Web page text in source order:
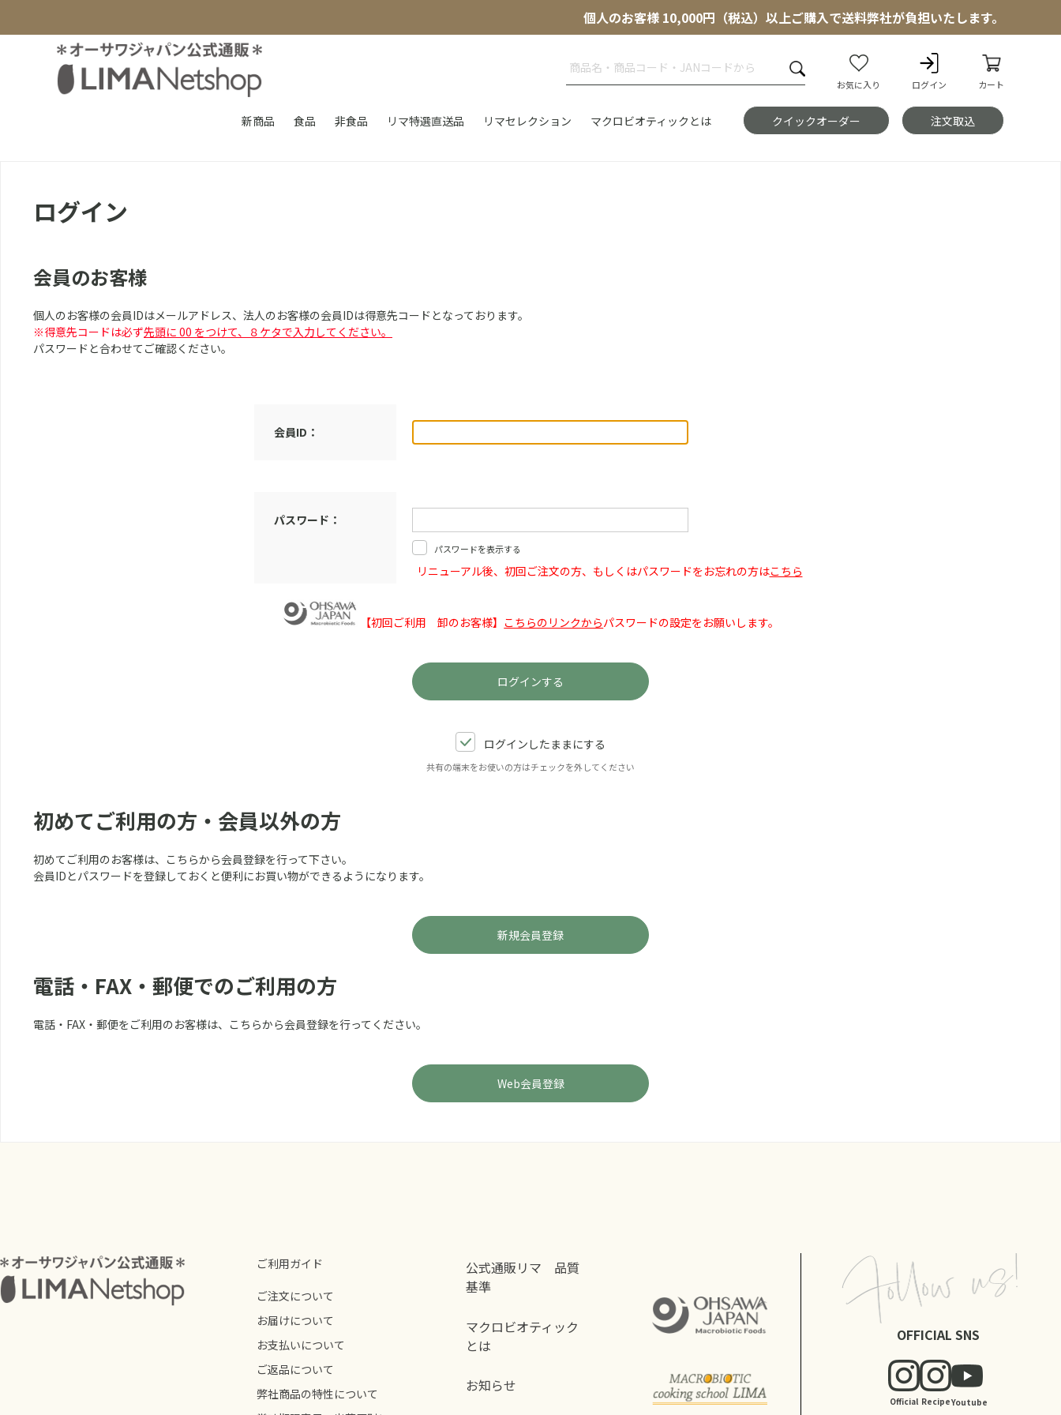
個人のお客様 10,000円（税込）以上ご購入で送料弊社が負担いたします。
お気に入り ログイン カート
新商品 食品 非食品 リマ特選直送品 リマセレクション マクロビオティックとは クイックオーダー 注文取込
ログイン
会員のお客様
個人のお客様の会員IDはメールアドレス、法人のお客様の会員IDは得意先コードとなっております。
※得意先コードは必ず先頭に 00 をつけて、８ケタで入力してください。
パスワードと合わせてご確認ください。
会員ID：
パスワード：
パスワードを表示する
リニューアル後、初回ご注文の方、もしくはパスワードをお忘れの方はこちら
【初回ご利用 卸のお客様】 こちらのリンクからパスワードの設定をお願いします。
ログインしたままにする
共有の端末をお使いの方はチェックを外してください
初めてご利用の方・会員以外の方
初めてご利用のお客様は、こちらから会員登録を行って下さい。
会員IDとパスワードを登録しておくと便利にお買い物ができるようになります。
電話・FAX・郵便でのご利用の方
電話・FAX・郵便をご利用のお客様は、こちらから会員登録を行ってください。
ご利用ガイド
ご注文について
お届けについて
お支払いについて
ご返品について
弊社商品の特性について
公式通販リマ 品質
基準
マクロビオティック
とは
お知らせ
OFFICIAL SNS
Official RecipeYoutube